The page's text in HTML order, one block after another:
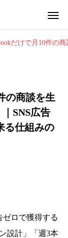
だけで月10件の
の商談を生
SNS広告
る仕組みの
ゼロで獲得する
設計」「週3本